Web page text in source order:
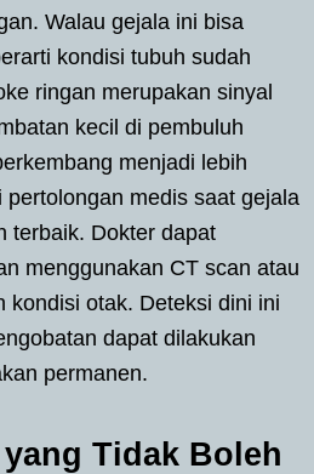
Walau gejala ini bisa
kondisi tubuh sudah
ringan merupakan sinyal
kecil di pembuluh
menjadi lebih
pertolongan medis saat gejala
terbaik. Dokter dapat
menggunakan CT scan atau
kondisi otak. Deteksi dini ini
dapat dilakukan
permanen.
Tidak Boleh